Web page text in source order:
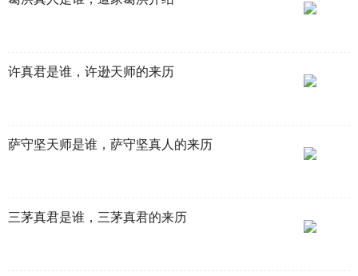
许真君是谁，许逊天师的来历
萨守坚天师是谁，萨守坚真人的来历
三茅真君是谁，三茅真君的来历